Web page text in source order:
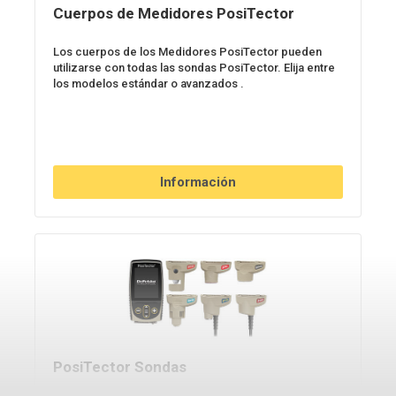
Cuerpos de Medidores PosiTector
Los cuerpos de los Medidores PosiTector pueden
utilizarse con todas las sondas PosiTector. Elija entre
los modelos estándar o avanzados .
Información
PosiTector Sondas